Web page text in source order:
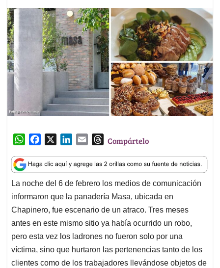
W
a
t
s
A
p
p
c
e
b
o
o
k
n
k
e
d
I
n
a
i
l
T
r
e
a
d
s
Compártelo
La noche del 6 de febrero los medios de comunicación
informaron que la panadería Masa, ubicada en
Chapinero, fue escenario de un atraco. Tres meses
antes en este mismo sitio ya había ocurrido un robo,
pero esta vez los ladrones no fueron solo por una
víctima, sino que hurtaron las pertenencias tanto de los
clientes como de los trabajadores llevándose objetos de